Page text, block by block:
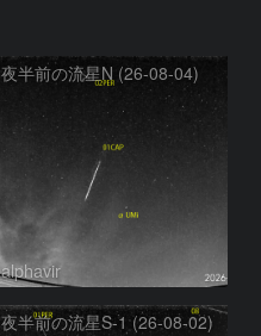
夜半前の流星N (26-08-04)
alphavir
夜半前の流星S-1 (26-08-02)